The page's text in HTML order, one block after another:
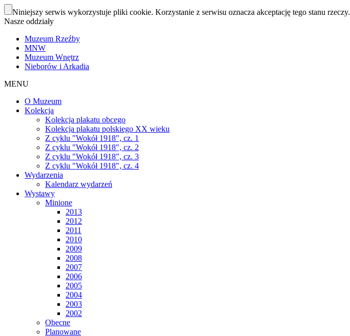
Niniejszy serwis wykorzystuje pliki cookie. Korzystanie z serwisu oznacza akceptację tego stanu rzeczy.
Nasze oddziały
Muzeum Rzeźby
MNW
Muzeum Wnętrz
Nieborów i Arkadia
MENU
O Muzeum
Kolekcja
Kolekcja plakatu obcego
Kolekcja plakatu polskiego XX wieku
Z cyklu "Wokół 1918", cz. 1
Z cyklu "Wokół 1918", cz. 2
Z cyklu "Wokół 1918", cz. 3
Z cyklu "Wokół 1918", cz. 4
Wydarzenia
Kalendarz wydarzeń
Wystawy
Minione
2013
2012
2011
2010
2009
2008
2007
2006
2005
2004
2003
2002
Obecne
Planowane